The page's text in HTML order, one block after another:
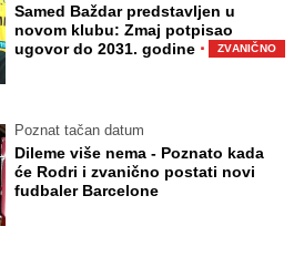
Samed Baždar predstavljen u
novom klubu: Zmaj potpisao
ugovor do 2031. godine · ZVANIČNO
Poznat tačan datum
Dileme više nema - Poznato kada
će Rodri i zvanično postati novi
fudbaler Barcelone